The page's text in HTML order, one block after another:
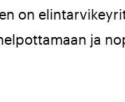
on
ja